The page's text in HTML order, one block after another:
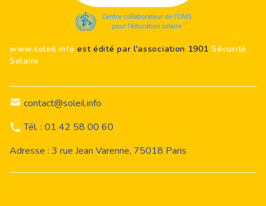
www.soleil.info est édité par l'association 1901Sécurité
Solaire
contact@soleil.info
Tél. : 01 42 58 00 60
Adresse : 3 rue Jean Varenne, 75018 Paris